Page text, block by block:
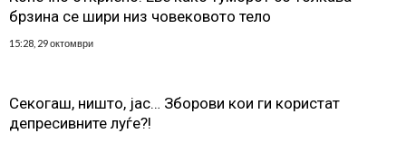
брзина се шири низ човековото тело
15:28, 29 октомври
Секогаш, ништо, јас… Зборови кои ги користат
депресивните луѓе?!